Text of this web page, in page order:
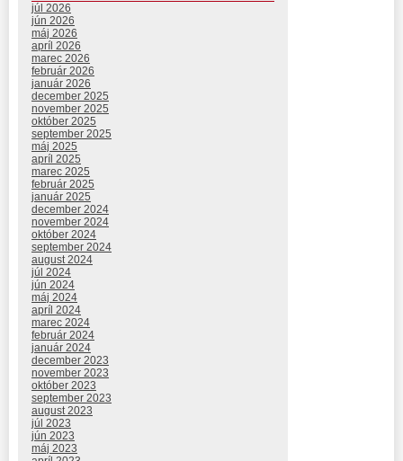
júl 2026
jún 2026
máj 2026
apríl 2026
marec 2026
február 2026
január 2026
december 2025
november 2025
október 2025
september 2025
máj 2025
apríl 2025
marec 2025
február 2025
január 2025
december 2024
november 2024
október 2024
september 2024
august 2024
júl 2024
jún 2024
máj 2024
apríl 2024
marec 2024
február 2024
január 2024
december 2023
november 2023
október 2023
september 2023
august 2023
júl 2023
jún 2023
máj 2023